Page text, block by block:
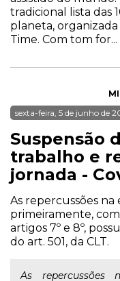
tradicional lista das
planeta,
Time. Com tom for...
sexta-feira, 5 de junho de
Suspensão
trabalho e
jornada -
As repercussões na
primeiramente,
artigos 7º e 8º,
do art. 501, da CLT.
As repercussões